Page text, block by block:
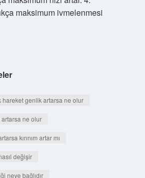
maksimum ivmelenmesi
hareket genlik artarsa ne olur
artarsa ne olur
kırınım artar mı
değişir
neye bağlıdır